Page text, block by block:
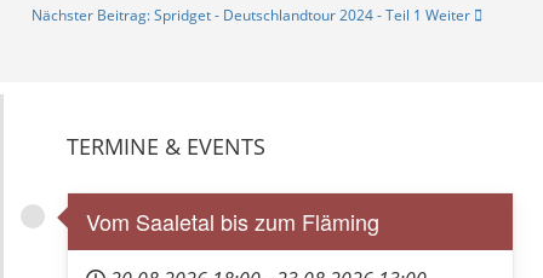
Nächster Beitrag: Spridget - Deutschlandtour 2024 - Teil 1 Weiter
TERMINE & EVENTS
Vom Saaletal bis zum Fläming